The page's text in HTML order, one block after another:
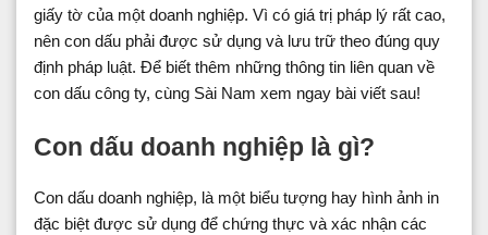
giấy tờ của một doanh nghiệp. Vì có giá trị pháp lý rất cao,
nên con dấu phải được sử dụng và lưu trữ theo đúng quy
định pháp luật. Để biết thêm những thông tin liên quan về
con dấu công ty, cùng Sài Nam xem ngay bài viết sau!
Con dấu doanh nghiệp là gì?
Con dấu doanh nghiệp, là một biểu tượng hay hình ảnh in
đặc biệt được sử dụng để chứng thực và xác nhận các